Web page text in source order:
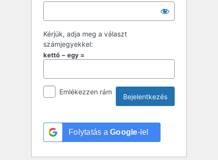
Kérjük, adja meg a választ
számjegyekkel:
kettő − egy =
Emlékezzen rám
Folytatás a Google-lel